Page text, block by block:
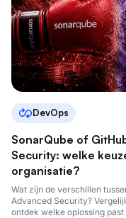
DevOps
SonarQube of
Security: welke
organisatie?
Wat zijn de verschillen
Advanced Security?
ontdek welke oplossing